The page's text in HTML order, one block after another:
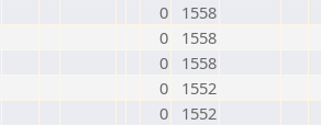
0
1558
0
1558
0
1558
0
1552
0
1552